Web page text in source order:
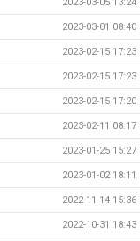
2023-03-01 08:40
2023-02-15 17:23
2023-02-15 17:23
2023-02-15 17:20
2023-02-11 08:17
2023-01-25 15:27
2023-01-02 18:11
2022-11-14 15:36
2022-10-31 18:43